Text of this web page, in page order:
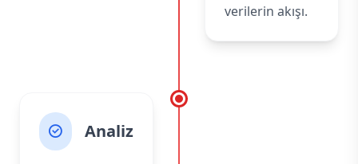
verilerin akışı.
Analiz